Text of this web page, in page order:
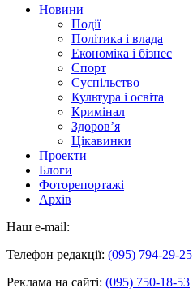
Новини
Події
Політика і влада
Економіка і бізнес
Спорт
Суспільство
Культура і освіта
Кримінал
Здоров’я
Цікавинки
Проекти
Блоги
Фоторепортажі
Архів
Наш e-mail:
Телефон редакції: (095) 794-29-25
Реклама на сайті: (095) 750-18-53